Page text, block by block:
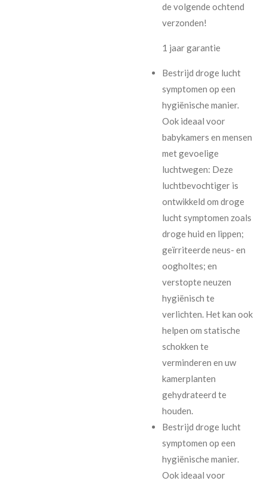
de volgende ochtend
verzonden!
1 jaar garantie
Bestrijd droge lucht
symptomen op een
hygiënische manier.
Ook ideaal voor
babykamers en mensen
met gevoelige
luchtwegen: Deze
luchtbevochtiger is
ontwikkeld om droge
lucht symptomen zoals
droge huid en lippen;
geïrriteerde neus- en
oogholtes; en
verstopte neuzen
hygiënisch te
verlichten. Het kan ook
helpen om statische
schokken te
verminderen en uw
kamerplanten
gehydrateerd te
houden.
Bestrijd droge lucht
symptomen op een
hygiënische manier.
Ook ideaal voor